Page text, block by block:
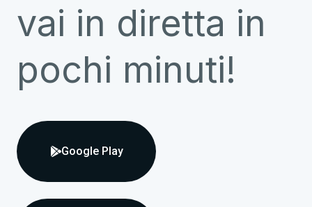
vai in diretta in
pochi minuti!
Google Play